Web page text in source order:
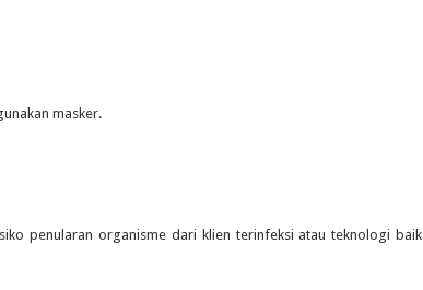
masker.
penularan organisme dari klien terinfeksi atau teknologi baik